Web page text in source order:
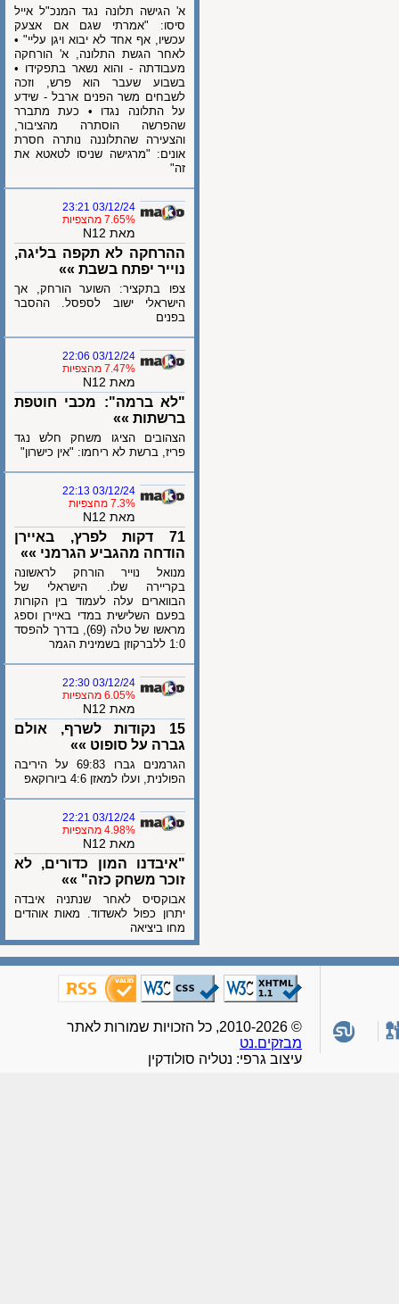
א' הגישה תלונה נגד המנכ"ל אייל
סיסו: "אמרתי שגם אם אצעק
עכשיו, אף אחד לא יבוא ויגן עליי" •
לאחר הגשת התלונה, א' הורחקה
מעבודתה - והוא נשאר בתפקידו •
בשבוע שעבר הוא פרש, וזכה
לשבחים משר הפנים ארבל - שידע
על התלונה נגדו • כעת מתברר
שהפרשה הוסתרה מהציבור,
והצעירה שהתלוננה נותרה חסרת
אונים: "מרגישה שניסו לטאטא את
03/12/24 23:21
7.65% מהצפיות
מאת N12
ההרחקה לא תקפה בליגה,
נוייר יפתח בשבת »»
צפו בתקציר: השוער הורחק, אך
הישראלי ישוב לספסל. ההסבר
בפנים
03/12/24 22:06
7.47% מהצפיות
מאת N12
"לא ברמה": מכבי חוטפת
ברשתות »»
הצהובים הציגו משחק חלש נגד
פריז, ברשת לא ריחמו: "אין כישרון"
03/12/24 22:13
7.3% מהצפיות
מאת N12
71 דקות לפרץ, באיירן
הודחה מהגביע הגרמני »»
מנואל נוייר הורחק לראשונה
בקריירה שלו. הישראלי של
הבווארים עלה לעמוד בין הקורות
בפעם השלישית במדי באיירן וספג
מראשו של טלה (69), בדרך להפסד
03/12/24 22:30
6.05% מהצפיות
מאת N12
15 נקודות לשרף, אולם
גברה על סופוט »»
הגרמנים גברו 69:83 על היריבה
הפולנית, ועלו למאזן 4:6 ביורוקאפ
03/12/24 22:21
4.98% מהצפיות
מאת N12
"איבדנו המון כדורים, לא
זוכר משחק כזה" »»
אבוקסיס לאחר שנתניה איבדה
יתרון כפול לאשדוד. מאות אוהדים
מחו ביציאה
מבזקים.נט
עיצוב גרפי: נטליה סולודקין